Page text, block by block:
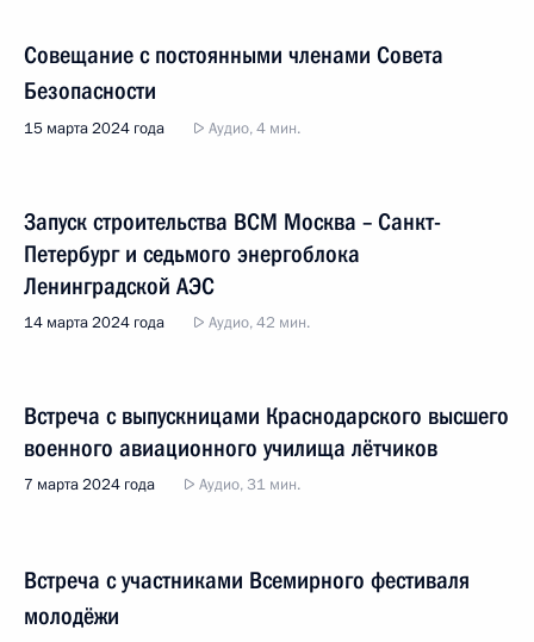
Совещание с постоянными членами Совета
Безопасности
15 марта 2024 года Аудио, 4 мин.
Запуск строительства ВСМ Москва – Санкт-
Петербург и седьмого энергоблока
Ленинградской АЭС
14 марта 2024 года Аудио, 42 мин.
Встреча с выпускницами Краснодарского высшего
военного авиационного училища лётчиков
7 марта 2024 года Аудио, 31 мин.
Встреча с участниками Всемирного фестиваля
молодёжи